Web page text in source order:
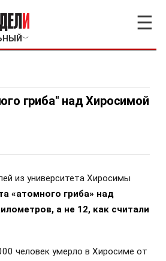
﹀
☰
гриба" над Хиросимой
из университета Хиросимы
«атомного гриба» над
а не 12, как считали
человек умерло в Хиросиме от